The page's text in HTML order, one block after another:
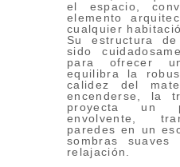
el espacio,
elemento
cualquier
Su estructura
sido
para ofrecer
equilibra la
calidez del
encenderse, la
proyecta un
envolvente,
paredes en un
sombras
relajación.